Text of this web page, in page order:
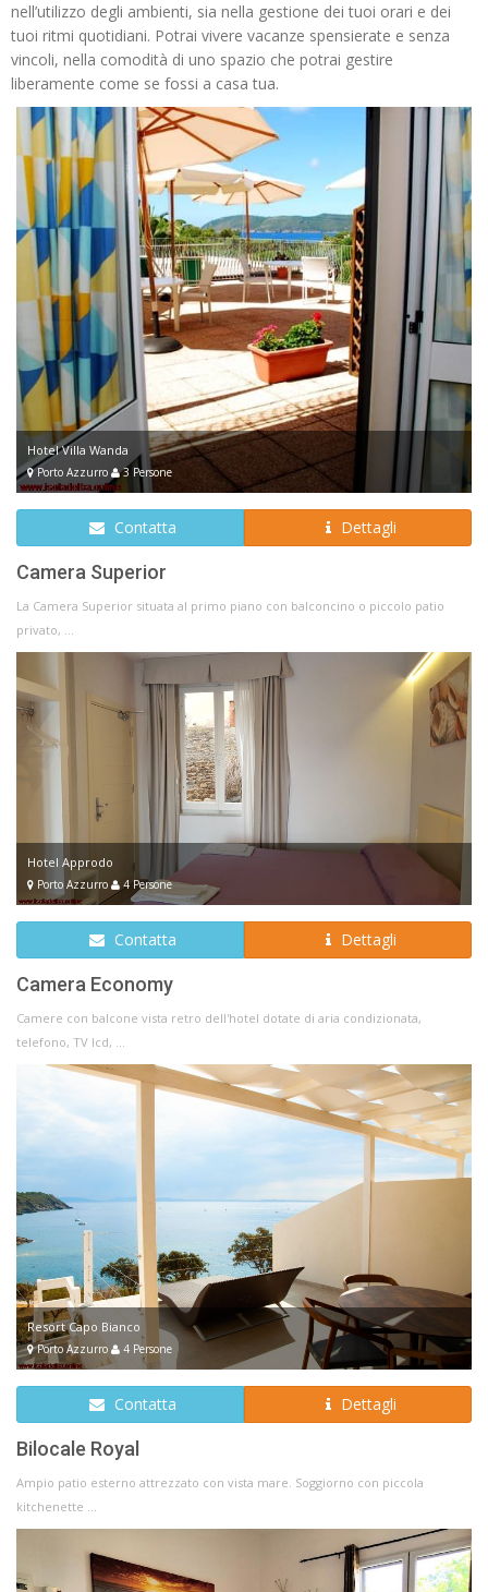
nell’utilizzo degli ambienti, sia nella gestione dei tuoi orari e dei
tuoi ritmi quotidiani. Potrai vivere vacanze spensierate e senza
vincoli, nella comodità di uno spazio che potrai gestire
liberamente come se fossi a casa tua.
Hotel Villa Wanda
Porto Azzurro 3 Persone
Contatta Dettagli
Camera Superior
La Camera Superior situata al primo piano con balconcino o piccolo patio
privato, ...
Hotel Approdo
Porto Azzurro 4 Persone
Contatta Dettagli
Camera Economy
Camere con balcone vista retro dell'hotel dotate di aria condizionata,
telefono, TV lcd, ...
Resort Capo Bianco
Porto Azzurro 4 Persone
Contatta Dettagli
Bilocale Royal
Ampio patio esterno attrezzato con vista mare. Soggiorno con piccola
kitchenette ...